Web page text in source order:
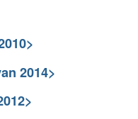
2014>